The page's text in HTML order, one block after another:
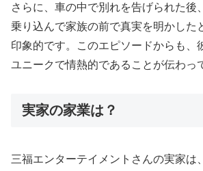
さらに、車の中で別れを告げられた後
乗り込んで家族の前で真実を明かした
印象的です。このエピソードからも、
ユニークで情熱的であることが伝わっ
実家の家業は？
三福エンターテイメントさんの実家は